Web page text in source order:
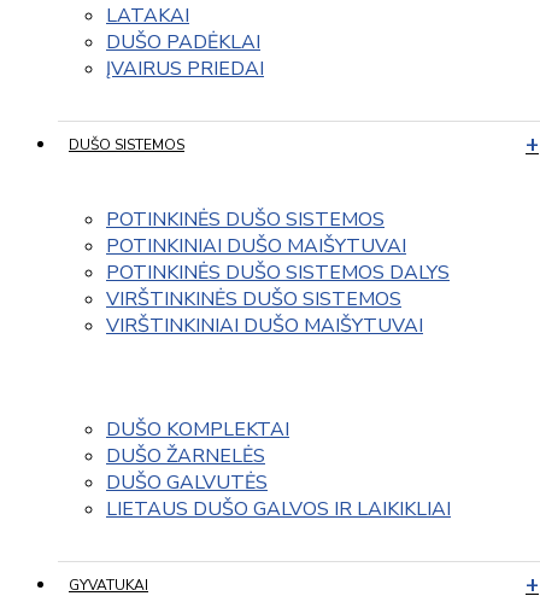
LATAKAI
DUŠO PADĖKLAI
ĮVAIRUS PRIEDAI
DUŠO SISTEMOS
POTINKINĖS DUŠO SISTEMOS
POTINKINIAI DUŠO MAIŠYTUVAI
POTINKINĖS DUŠO SISTEMOS DALYS
VIRŠTINKINĖS DUŠO SISTEMOS
VIRŠTINKINIAI DUŠO MAIŠYTUVAI
DUŠO KOMPLEKTAI
DUŠO ŽARNELĖS
DUŠO GALVUTĖS
LIETAUS DUŠO GALVOS IR LAIKIKLIAI
GYVATUKAI